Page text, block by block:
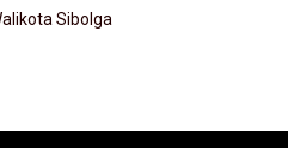
Sibolga